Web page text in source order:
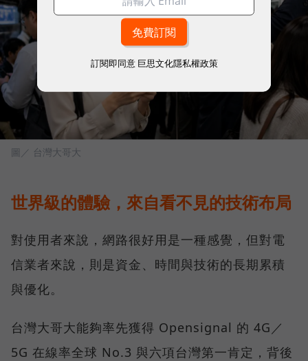
圖／ 台灣大哥大
世界級的體驗，來自看不見的技術布局
對使用者來說，網路很好用是一種感覺，但對電
信業者來說，則是資金、時間與技術的長期累積
與優化。
台灣大哥大能夠率先獲得 Opensignal 的 4G／
5G 在線率全球 No.3 與六項台灣第一肯定，背後
訂閱即同意 巨思文化隱私權政策